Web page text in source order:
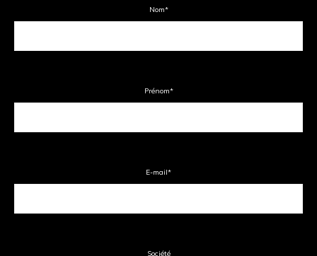
Nom*
Prénom*
E-mail*
Société